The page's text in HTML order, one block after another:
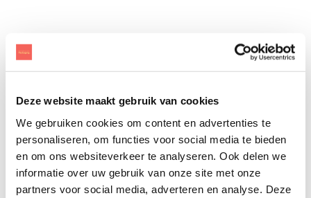
Deze website maakt gebruik van cookies
We gebruiken cookies om content en advertenties te
personaliseren, om functies voor social media te bieden
en om ons websiteverkeer te analyseren. Ook delen we
informatie over uw gebruik van onze site met onze
partners voor social media, adverteren en analyse. Deze
Is Paptic de verpakking voor uw
Ziet u het potentieel, maar weet u niet precies hoe u een
perfecte Paptic-verpakking ontwerpt? Bij Scanlux Packaging
kunnen we u deskundig adviseren en helpen bij het
ontwikkelen van de verpakking die u wilt.
U kunt ons bereiken via tel: +45 48 24 29 00, of viaons online